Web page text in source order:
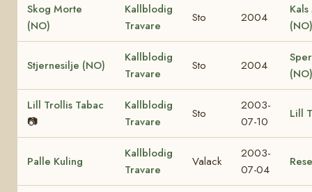
Skog Morte
(NO)
Kallblodig
Travare
Sto 2004
(NO)
Stjernesilje (NO)
Kallblodig
Travare
Sto 2004
(NO)
Lill Trollis Tabac
📷
Kallblodig
Travare
Sto
2003-
07-10
Lill
Palle Kuling
Kallblodig
Travare
Valack
2003-
07-04